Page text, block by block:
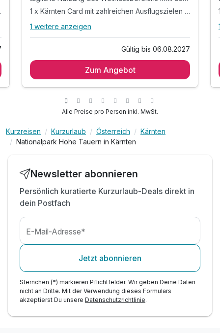
1 x Kärnten Card mit zahlreichen Ausflugszielen und Sehenswürdigkeiten
Alle Inklusivleistungen
täglich reichhaltiges Frühstücksbuffet
1 x Kärnten Card mit zahlreichen Ausflugszielen
und Sehenswürdigkeiten
WLAN-Nutzung
1 weitere anzeigen
Gültig bis 06.08.2027
Zum Angebot
Alle Preise pro Person inkl. MwSt.
Kurzreisen Kurzurlaub Österreich
Kärnten
Nationalpark Hohe Tauern in Kärnten
Newsletter abonnieren
Persönlich kuratierte Kurzurlaub-Deals direkt in
dein Postfach
E-Mail-Adresse*
Jetzt abonnieren
Sternchen (*) markieren Pflichtfelder. Wir geben Deine Daten
nicht an Dritte. Mit der Verwendung dieses Formulars
akzeptierst Du unsere Datenschutzrichtlinie.